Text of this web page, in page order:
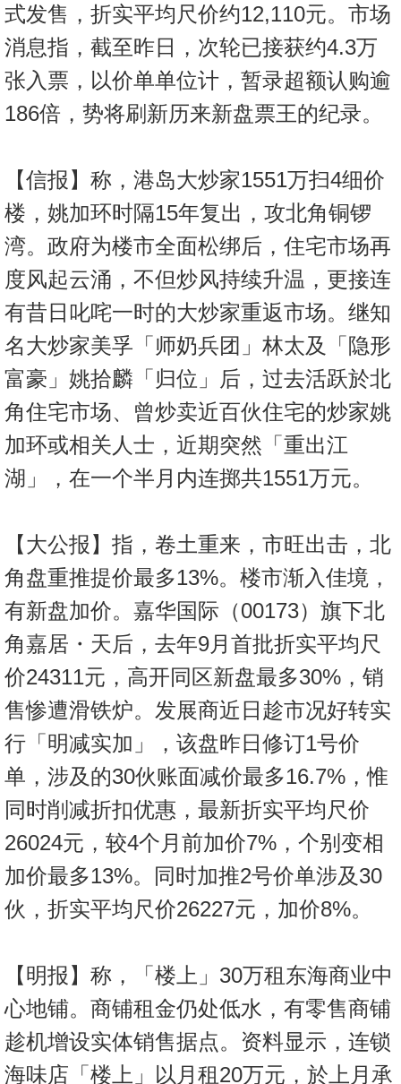
式发售，折实平均尺价约12,110元。市场
消息指，截至昨日，次轮已接获约4.3万
张入票，以价单单位计，暂录超额认购逾
186倍，势将刷新历来新盘票王的纪录。
【信报】称，港岛大炒家1551万扫4细价
楼，姚加环时隔15年复出，攻北角铜锣
湾。政府为楼市全面松绑后，住宅市场再
度风起云涌，不但炒风持续升温，更接连
有昔日叱咤一时的大炒家重返市场。继知
名大炒家美孚「师奶兵团」林太及「隐形
富豪」姚拾麟「归位」后，过去活跃於北
角住宅市场、曾炒卖近百伙住宅的炒家姚
加环或相关人士，近期突然「重出江
湖」，在一个半月内连掷共1551万元。
【大公报】指，卷土重来，市旺出击，北
角盘重推提价最多13%。楼市渐入佳境，
有新盘加价。嘉华国际（00173）旗下北
角嘉居・天后，去年9月首批折实平均尺
价24311元，高开同区新盘最多30%，销
售惨遭滑铁炉。发展商近日趁市况好转实
行「明减实加」，该盘昨日修订1号价
单，涉及的30伙账面减价最多16.7%，惟
同时削减折扣优惠，最新折实平均尺价
26024元，较4个月前加价7%，个别变相
加价最多13%。同时加推2号价单涉及30
伙，折实平均尺价26227元，加价8%。
【明报】称，「楼上」30万租东海商业中
心地铺。商铺租金仍处低水，有零售商铺
趁机增设实体销售据点。资料显示，连锁
海味店「楼上」以月租20万元，於上月承